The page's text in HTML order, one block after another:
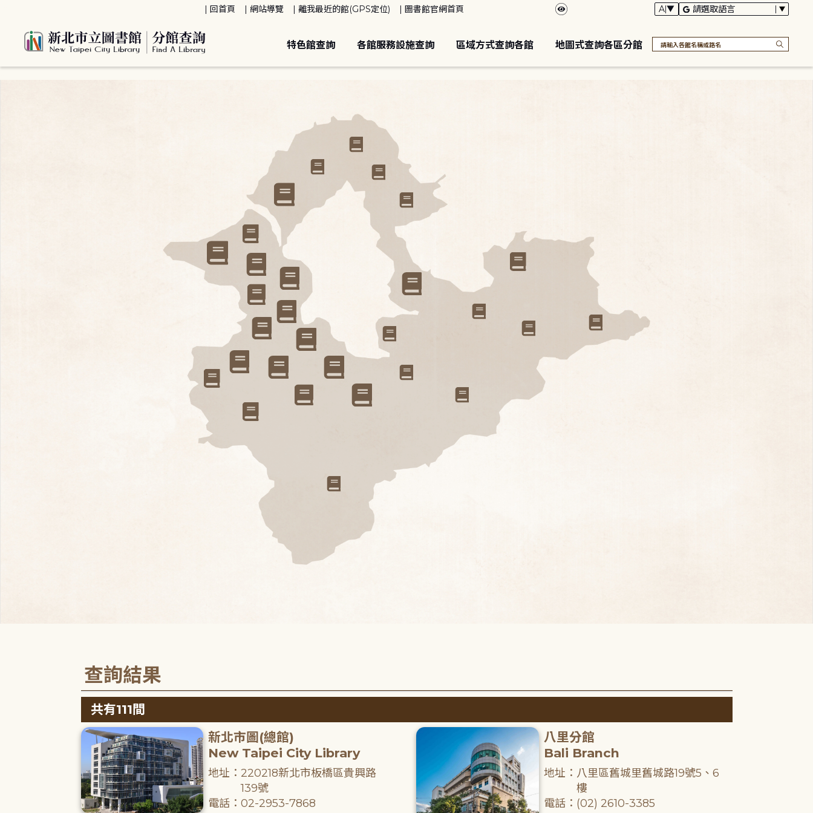
回首頁 網站導覽 離我最近的館(GPS定位) 圖書館官網首頁
特色館查詢 各館服務設施查詢 區域方式查詢各館 地圖式查詢各區分館
查詢結果
共有111間
新北市圖(總館)
New Taipei City Library
地址：220218新北市板橋區貴興路
139號
電話：02-2953-7868
八里分館
Bali Branch
地址：八里區舊城里舊城路19號5、6
樓
電話：(02) 2610-3385